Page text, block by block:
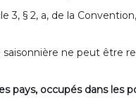
3, § 2, a, de la
saisonnière ne peut être
pays, occupés dans les